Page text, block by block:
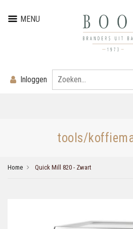
MENU
Inloggen
tools/
Home Quick Mill 820 - Zwart